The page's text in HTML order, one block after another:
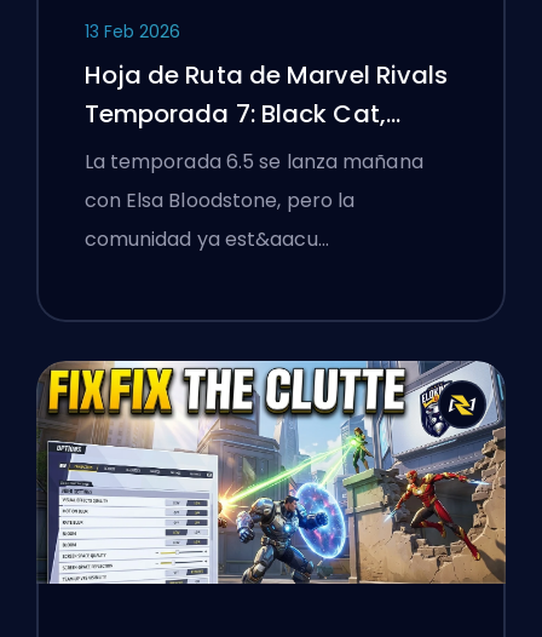
13 Feb 2026
Hoja de Ruta de Marvel Rivals
Temporada 7: Black Cat,
White Fox y el Evento Monsters
Take Manhattan
La temporada 6.5 se lanza mañana
con Elsa Bloodstone, pero la
comunidad ya est&aacu…